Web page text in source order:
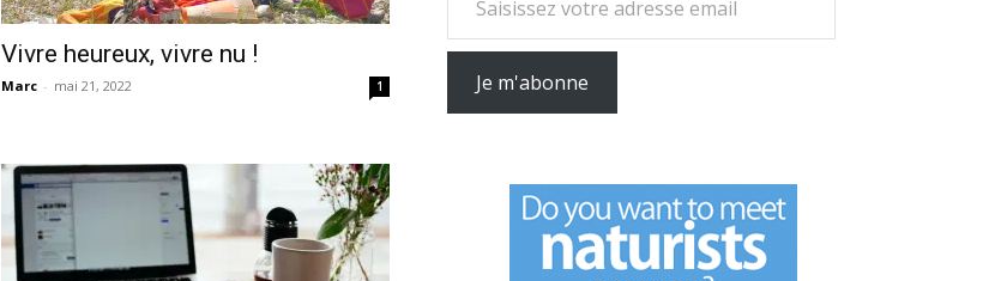
Vivre heureux, vivre nu !
Marc - mai 21, 2022 1 Je m'abonne